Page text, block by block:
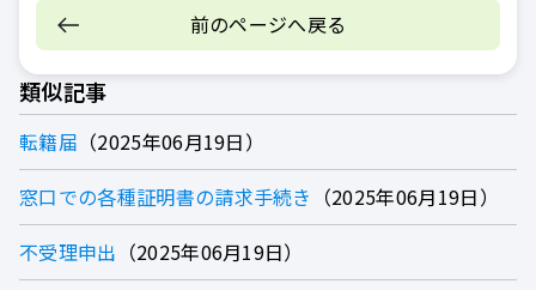
前のページへ戻る
類似記事
転籍届
2025年06月19日
窓口での各種証明書の請求手続き
2025年06月19日
不受理申出
2025年06月19日